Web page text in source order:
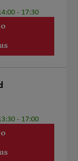
- 17:30
- 17:00